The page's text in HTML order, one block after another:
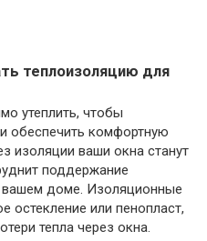
теплоизоляцию для
утеплить, чтобы
обеспечить комфортную
изоляции ваши окна станут
поддержание
вашем доме. Изоляционные
остекление или пенопласт,
тепла через окна.